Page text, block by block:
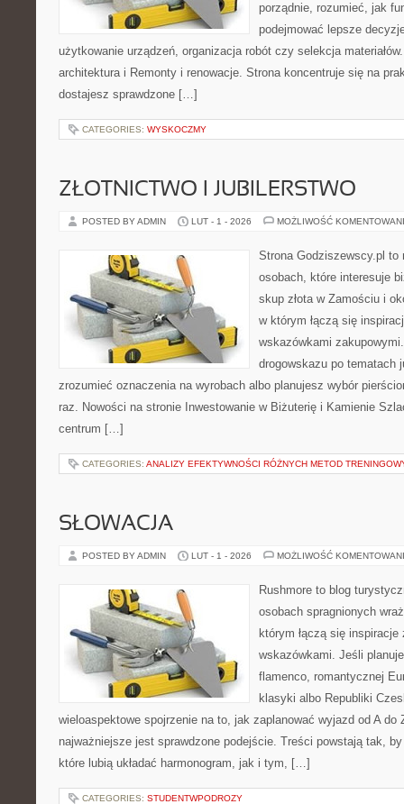
porządnie, rozumieć, jak
podejmować lepsze
użytkowanie urządzeń, organizacja robót czy selekcja
architektura i Remonty i renowacje. Strona koncentruje się na
dostajesz sprawdzone […]
CATEGORIES: WYSKOCZMY
ZŁOTNICTWO I JUBILERSTWO
POSTED BY ADMIN LUT - 1 - 2026 MOŻLIWOŚĆ
Strona Godziszewscy.pl
osobach, które interesuje
skup złota w Zamościu i
w którym łączą się
wskazówkami
drogowskazu po tematach
zrozumieć oznaczenia na wyrobach albo planujesz wybór
raz. Nowości na stronie Inwestowanie w Biżuterię i Kamienie
centrum […]
CATEGORIES: ANALIZY EFEKTYWNOŚCI RÓŻNYCH METOD
SŁOWACJA
POSTED BY ADMIN LUT - 1 - 2026 MOŻLIWOŚĆ
Rushmore to blog
osobach spragnionych
którym łączą się
wskazówkami. Jeśli
flamenco, romantycznej
klasyki albo Republiki
wieloaspektowe spojrzenie na to, jak zaplanować wyjazd od A do
najważniejsze jest sprawdzone podejście. Treści powstają tak,
które lubią układać harmonogram, jak i tym, […]
CATEGORIES: STUDENTWPODROZY